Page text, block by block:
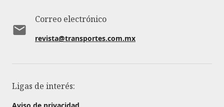
Correo electrónico
revista@transportes.com.mx
Ligas de interés:
Aviso de privacidad